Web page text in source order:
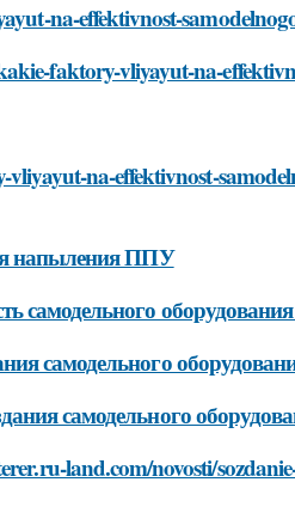
na-effektivnost-
faktory-vliyayut-na-
na-effektivnost-
напыления ППУ
самодельного
самодельного
самодельного
land.com/novosti/